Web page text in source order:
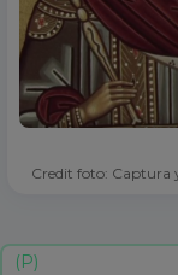
Credit foto: Captura